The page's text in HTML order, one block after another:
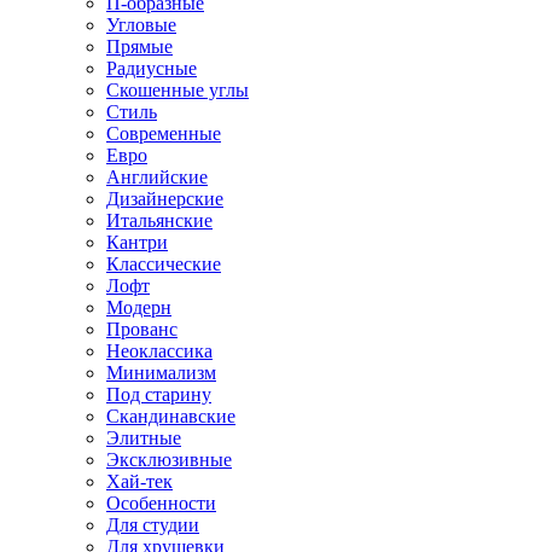
Угловые
Прямые
Радиусные
Скошенные углы
Стиль
Современные
Евро
Английские
Дизайнерские
Итальянские
Кантри
Классические
Лофт
Модерн
Прованс
Неоклассика
Минимализм
Под старину
Скандинавские
Элитные
Эксклюзивные
Хай-тек
Особенности
Для студии
Для хрущевки